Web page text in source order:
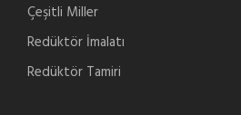
Çeşitli Miller
Redüktör İmalatı
Redüktör Tamiri